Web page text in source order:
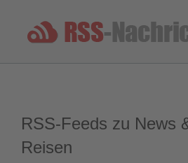
RSS-Feeds zu News
Reisen